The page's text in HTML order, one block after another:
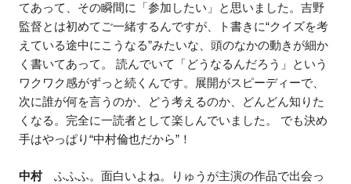
てあって、その瞬間に「参加したい」と思いました。吉野
監督とは初めてご一緒するんですが、ト書きに“クイズを考
えている途中にこうなる”みたいな、頭のなかの動きが細か
く書いてあって。 読んでいて「どうなるんだろう」という
ワクワク感がずっと続くんです。展開がスピーディーで、
次に誰が何を言うのか、どう考えるのか、どんどん知りた
くなる。完全に一読者として楽しんでいました。 でも決め
手はやっぱり“中村倫也だから”！
中村ふふふ。面白いよね。りゅうが主演の作品で出会っ